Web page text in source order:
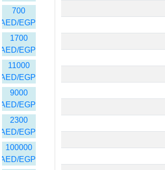
700
AED/EGP
1700
AED/EGP
11000
AED/EGP
9000
AED/EGP
2300
AED/EGP
100000
AED/EGP